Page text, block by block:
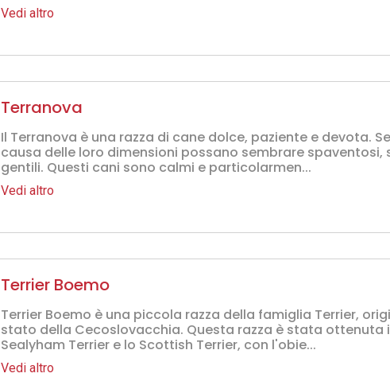
Vedi altro
Terranova
Il Terranova è una razza di cane dolce, paziente e devota.
causa delle loro dimensioni possano sembrare spaventosi,
gentili. Questi cani sono calmi e particolarmen...
Vedi altro
Terrier Boemo
Terrier Boemo è una piccola razza della famiglia Terrier,
stato della Cecoslovacchia. Questa razza è stata ottenuta
Sealyham Terrier e lo Scottish Terrier, con l'obie...
Vedi altro